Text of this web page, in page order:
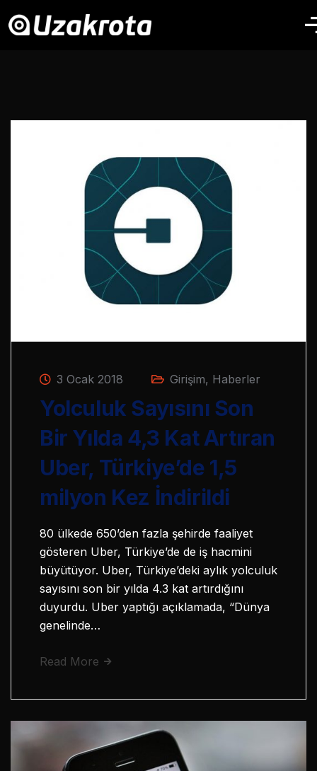
3 Ocak 2018 Girişim, Haberler
Yolculuk Sayısını Son
Bir Yılda 4,3 Kat Artıran
Uber, Türkiye’de 1,5
milyon Kez İndirildi
80 ülkede 650’den fazla şehirde faaliyet
gösteren Uber, Türkiye’de de iş hacmini
büyütüyor. Uber, Türkiye’deki aylık yolculuk
sayısını son bir yılda 4.3 kat artırdığını
duyurdu. Uber yaptığı açıklamada, “Dünya
genelinde…
Read More